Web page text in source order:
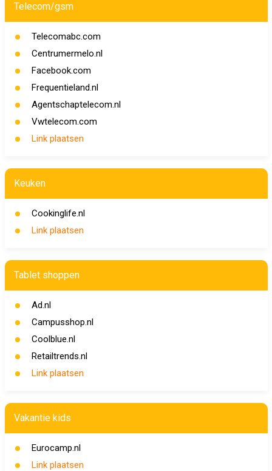
Telecom/gsm
Telecomabc.com
Centrumermelo.nl
Facebook.com
Frequentieland.nl
Agentschaptelecom.nl
Vwtelecom.com
Link plaatsen
Keuken
Cookinglife.nl
Link plaatsen
Tablet shoppen
Ad.nl
Campusshop.nl
Coolblue.nl
Retailtrends.nl
Link plaatsen
Vakantie kids
Eurocamp.nl
Link plaatsen